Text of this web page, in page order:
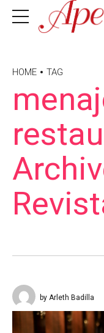
HOME TAG
by Arleth Badilla